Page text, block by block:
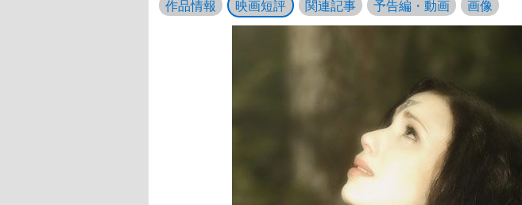
作品情報 映画短評 関連記事 予告編・動画 画像